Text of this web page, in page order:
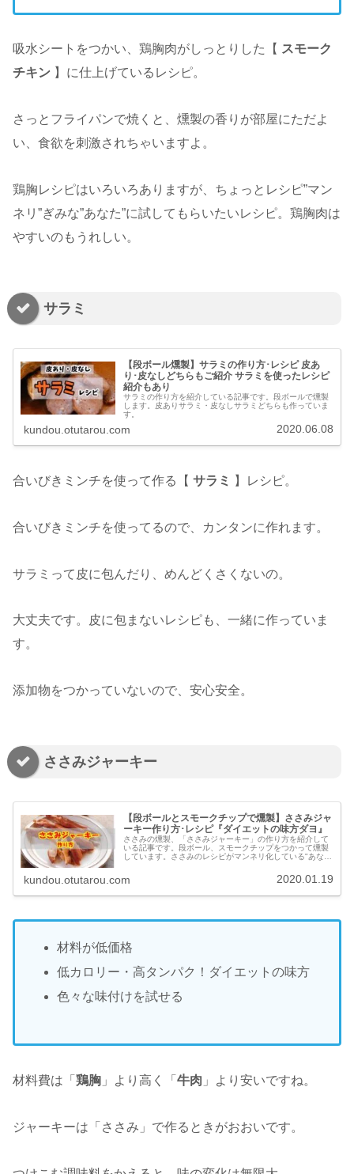
吸水シートをつかい、鶏胸肉がしっとりした【 スモーク
チキン 】に仕上げているレシピ。
さっとフライパンで焼くと、燻製の香りが部屋にただよ
い、食欲を刺激されちゃいますよ。
鶏胸レシピはいろいろありますが、ちょっとレシピ”マン
ネリ”ぎみな”あなた”に試してもらいたいレシピ。鶏胸肉は
やすいのもうれしい。
サラミ
【段ボール燻製】サラミの作り方･レシピ 皮あ
り･皮なしどちらもご紹介 サラミを使ったレシピ
紹介もあり
サラミの作り方を紹介している記事です。段ボールで燻製
します。皮ありサラミ・皮なしサラミどちらも作っていま
す。
kundou.otutarou.com 2020.06.08
合いびきミンチを使って作る【 サラミ 】レシピ。
合いびきミンチを使ってるので、カンタンに作れます。
サラミって皮に包んだり、めんどくさくないの。
大丈夫です。皮に包まないレシピも、一緒に作っていま
す。
添加物をつかっていないので、安心安全。
ささみジャーキー
【段ボールとスモークチップで燻製】ささみジャ
ーキー作り方･レシピ『ダイエットの味方ダヨ』
ささみの燻製、「ささみジャーキー」の作り方を紹介して
いる記事です。段ボール、スモークチップをつかって燻製
しています。ささみのレシピがマンネリ化している"あな
kundou.otutarou.com 2020.01.19
材料が低価格
低カロリー・高タンパク！ダイエットの味方
色々な味付けを試せる
材料費は「 鶏胸 」より高く「 牛肉 」より安いですね。
ジャーキーは「ささみ」で作るときがおおいです。